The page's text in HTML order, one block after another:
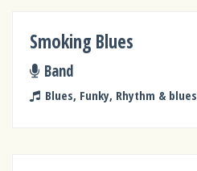
Smoking Blues
Band
Blues, Funky, Rhythm & blues